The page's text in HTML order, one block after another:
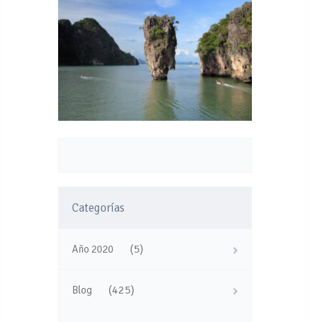
Categorías
Año 2020 (5)
Blog (425)